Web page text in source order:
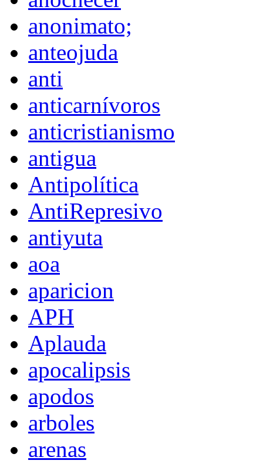
anonimato;
anteojuda
anti
anticarnívoros
anticristianismo
antigua
Antipolítica
AntiRepresivo
antiyuta
aoa
aparicion
APH
Aplauda
apocalipsis
apodos
arboles
arenas